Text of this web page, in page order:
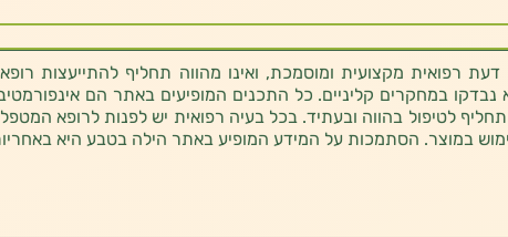
רפואית מקצועית ומוסמכת, ואינו מהווה תחליף להתייעצות
במחקרים קליניים. כל התכנים המופיעים באתר הם
לטיפול בהווה ובעתיד. בכל בעיה רפואית יש לפנות לרופא
במוצר. הסתמכות על המידע המופיע באתר הילה בטבע היא